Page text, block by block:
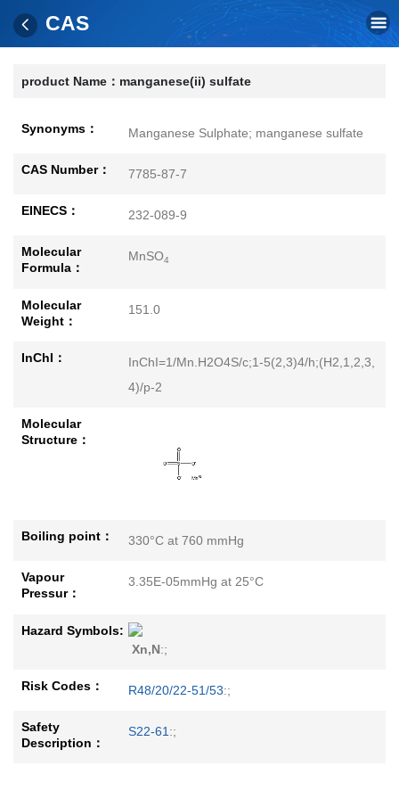
CAS
product Name： manganese(ii) sulfate
Synonyms： Manganese Sulphate; manganese sulfate
CAS Number： 7785-87-7
EINECS： 232-089-9
Molecular
Formula：
MnSO4
Molecular
Weight：
151.0
InChI：
InChI=1/Mn.H2O4S/c;1-5(2,3)4/h;(H2,1,2,3,
4)/p-2
Molecular
Structure：
Boiling point： 330°C at 760 mmHg
Vapour
Pressur：
3.35E-05mmHg at 25°C
Hazard Symbols:
Xn,N:;
Risk Codes： R48/20/22-51/53:;
Safety
Description：
S22-61 :;